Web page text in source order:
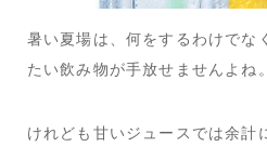
暑い夏場は、何をするわけでな
たい飲み物が手放せませんよね。
けれども甘いジュースでは余計